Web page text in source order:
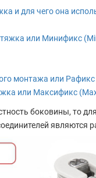
и для чего она
или Минификс
монтажа или Рафикс
или Максификс
боковины, то
являются